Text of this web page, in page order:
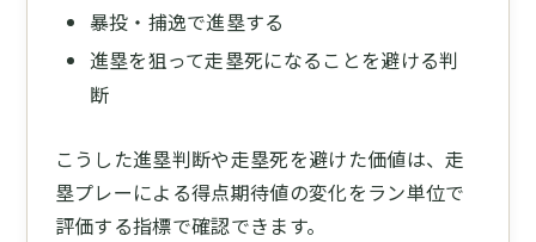
暴投・捕逸で進塁する
進塁を狙って走塁死になることを避ける判
断
こうした進塁判断や走塁死を避けた価値は、走
塁プレーによる得点期待値の変化をラン単位で
評価する指標で確認できます。